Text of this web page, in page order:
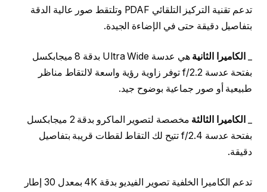
تدعم تقنية التركيز التلقائي PDAF وتلتقط صور عالية الدقة
بتفاصيل دقيقة حتى في الإضاءة الجيدة.
الكاميرا الثانية
هي عدسة Ultra Wide بدقة 8 ميجابكسل
بفتحة عدسة f/2.2 توفر زاوية رؤية واسعة لالتقاط مناظر
طبيعية أو صور جماعية بوضوح جيد.
الكاميرا الثالثة
مخصصة لتصوير الماكرو بدقة 2 ميجابكسل
بفتحة عدسة f/2.4 تتيح لك التقاط لقطات قريبة بتفاصيل
دقيقة.
تدعم الكاميرا الخلفية تصوير الفيديو بدقة 4K بمعدل 30 إطار